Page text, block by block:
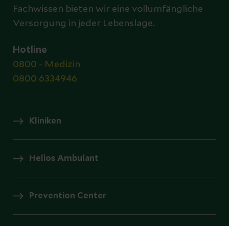
Fachwissen bieten wir eine vollumfängliche
Versorgung in jeder Lebenslage.
Hotline
0800 - Medizin
0800 6334946
Kliniken
Helios Ambulant
Prevention Center